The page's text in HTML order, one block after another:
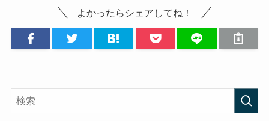
よかったらシェアしてね！